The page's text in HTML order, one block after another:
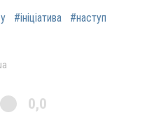
#ініціатива #наступ
0,0